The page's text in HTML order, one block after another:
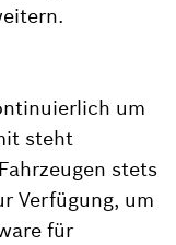
um
steht
stets
Verfügung, um
für